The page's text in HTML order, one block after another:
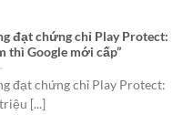
đạt chứng chỉ Play Protect:
thì Google mới cấp”
đạt chứng chỉ Play Protect:
[...]